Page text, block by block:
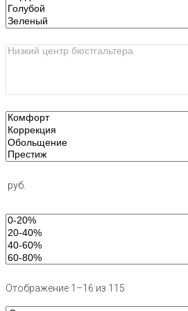
руб.
Отображение 1–16 из 115